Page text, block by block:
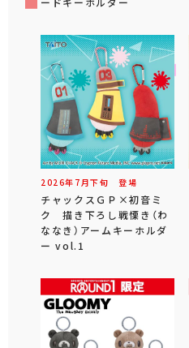
2026年 7 月下旬 登場
チャックスＧＰ×初音ミ
ク 描き下ろし戦慄き（わ
ななき）アームキーホルダ
ー vol.1